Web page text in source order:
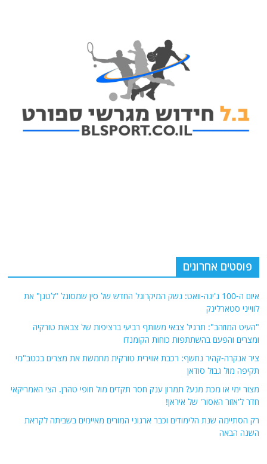
פוסטים אחרונים
איום ה-100 ג'יגה-וואט: נשק המיקרוגל החדש של סין שמסוגל "לטגן" את
לווייני סטארלינק
"העיט המוזהב": תרגיל צבאי משותף רביעי ברציפות של צבאות טורקיה
ומצרים והפעם בהשתתפות כוחות הקומנדו
ציר אנקרה-קהיר נחשף: רכבת אווירית טורקית מחמשת את מצרים בכטב"מי
תקיפה מול גבול סודאן
מצור ימי או מכת מנע? תמרון ענק חסר תקדים מול חופי טהרן. הצי האמריקאי
חדר ל'אזור האסור' של איראן!
רק הסתיימה שנת הלימודים וכבר ארגוני המורים מאיימים בשביתה לקראת
השנה הבאה